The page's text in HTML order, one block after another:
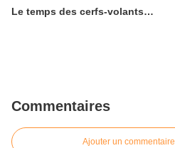
Le temps des cerfs-volants…
Commentaires
Ajouter un commentaire